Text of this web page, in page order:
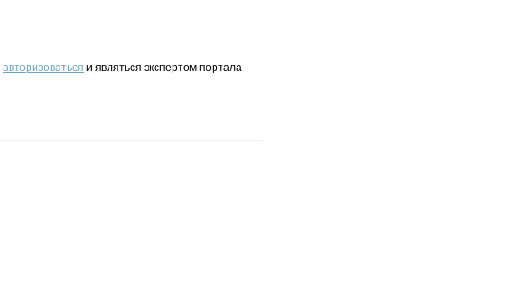
авторизоваться и являться экспертом портала